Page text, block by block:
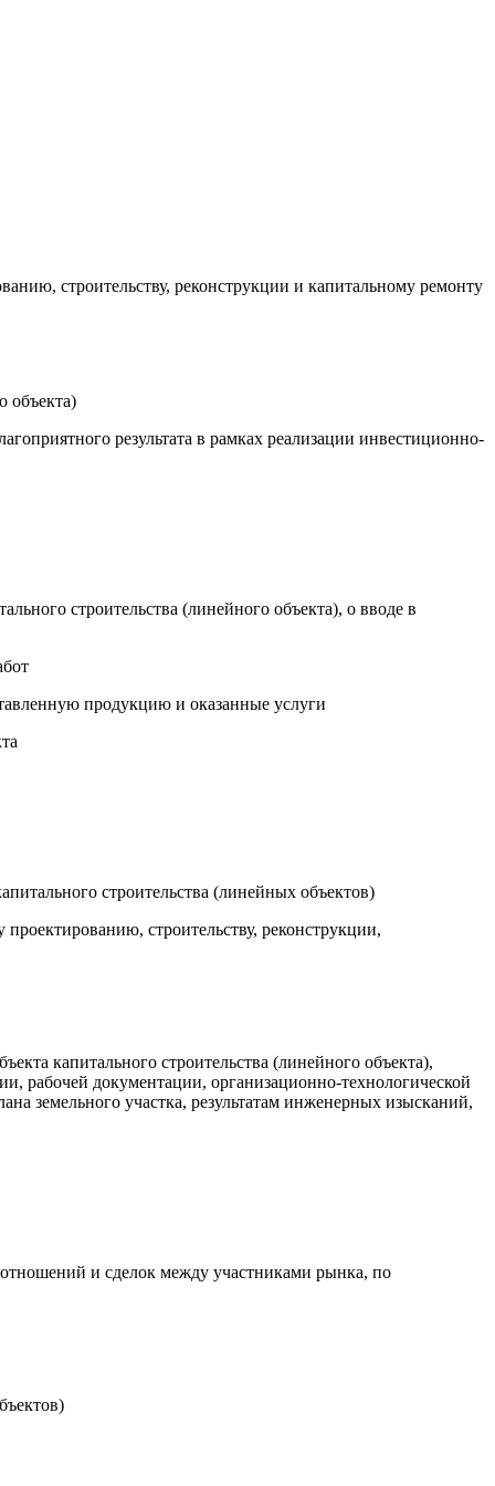
строительству, реконструкции и капитальному ремонту
объекта)
результата в рамках реализации инвестиционно-
строительства (линейного объекта), о вводе в
продукцию и оказанные услуги
строительства (линейных объектов)
строительству, реконструкции,
капитального строительства (линейного объекта),
рабочей документации, организационно-технологической
земельного участка, результатам инженерных изысканий,
и сделок между участниками рынка, по